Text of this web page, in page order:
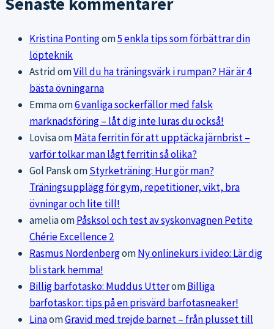
Kristina Pontingom5 enkla tips som förbättrar din
löpteknik
AstridomVill du ha träningsvärk i rumpan? Här är 4
bästa övningarna
Emmaom6 vanliga sockerfällor med falsk
marknadsföring – låt dig inte luras du också!
LovisaomMäta ferritin för att upptäcka järnbrist –
varför tolkar man lågt ferritin så olika?
Gol PanskomStyrketräning: Hur gör man?
Träningsupplägg för gym, repetitioner, vikt, bra
övningar och lite till!
ameliaomPåsksol och test av syskonvagnen Petite
Chérie Excellence 2
Rasmus NordenbergomNy onlinekurs i video: Lär dig
bli stark hemma!
Billig barfotasko: Muddus UtteromBilliga
barfotaskor: tips på en prisvärd barfotasneaker!
LinaomGravid med trejde barnet – från plusset till